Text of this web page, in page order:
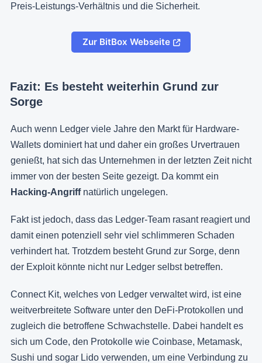
Preis-Leistungs-Verhältnis und die Sicherheit.
Zur BitBox Webseite
Fazit: Es besteht weiterhin Grund zur
Sorge
Auch wenn Ledger viele Jahre den Markt für Hardware-
Wallets dominiert hat und daher ein großes Urvertrauen
genießt, hat sich das Unternehmen in der letzten Zeit nicht
immer von der besten Seite gezeigt. Da kommt ein
Hacking-Angriffnatürlich ungelegen.
Fakt ist jedoch, dass das Ledger-Team rasant reagiert und
damit einen potenziell sehr viel schlimmeren Schaden
verhindert hat. Trotzdem besteht Grund zur Sorge, denn
der Exploit könnte nicht nur Ledger selbst betreffen.
Connect Kit, welches von Ledger verwaltet wird, ist eine
weitverbreitete Software unter den DeFi-Protokollen und
zugleich die betroffene Schwachstelle. Dabei handelt es
sich um Code, den Protokolle wie Coinbase, Metamask,
Sushi und sogar Lido verwenden, um eine Verbindung zu